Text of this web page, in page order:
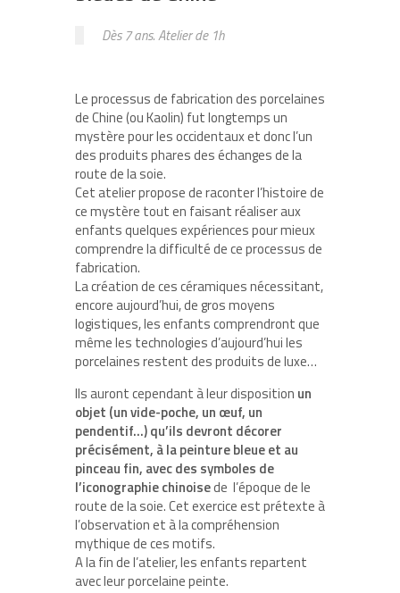
Dès 7 ans. Atelier de 1h
Le processus de fabrication des porcelaines
de Chine (ou Kaolin) fut longtemps un
mystère pour les occidentaux et donc l’un
des produits phares des échanges de la
route de la soie.
Cet atelier propose de raconter l’histoire de
ce mystère tout en faisant réaliser aux
enfants quelques expériences pour mieux
comprendre la difficulté de ce processus de
fabrication.
La création de ces céramiques nécessitant,
encore aujourd’hui, de gros moyens
logistiques, les enfants comprendront que
même les technologies d’aujourd’hui les
porcelaines restent des produits de luxe…
Ils auront cependant à leur disposition un
objet (un vide-poche, un œuf, un
pendentif…) qu’ils devront décorer
précisément, à la peinture bleue et au
pinceau fin, avec des symboles de
l’iconographie chinoisede l’époque de le
route de la soie. Cet exercice est prétexte à
l’observation et à la compréhension
mythique de ces motifs.
A la fin de l’atelier, les enfants repartent
avec leur porcelaine peinte.